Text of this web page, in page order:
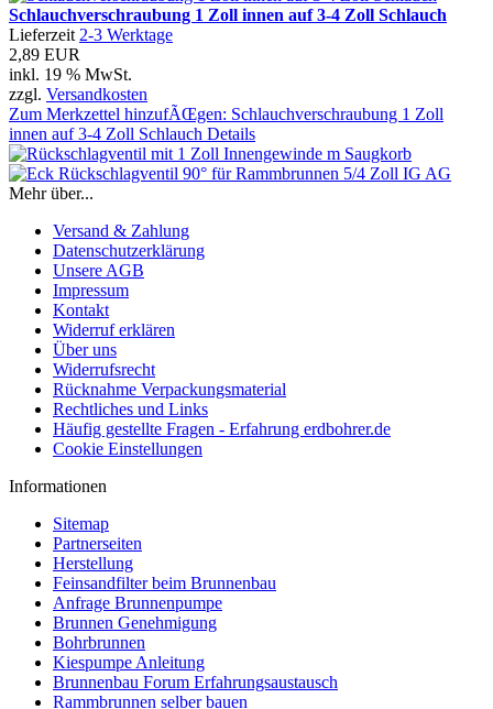
Schlauchverschraubung 1 Zoll innen auf 3-4 Zoll Schlauch
Lieferzeit2-3 Werktage
2,89 EUR
inkl. 19 % MwSt.
zzgl. Versandkosten
Zum Merkzettel hinzufÃŒgen: Schlauchverschraubung 1 Zoll
innen auf 3-4 Zoll Schlauch Details
Mehr über...
Versand & Zahlung
Datenschutzerklärung
Unsere AGB
Impressum
Kontakt
Widerruf erklären
Über uns
Widerrufsrecht
Rücknahme Verpackungsmaterial
Rechtliches und Links
Häufig gestellte Fragen - Erfahrung erdbohrer.de
Cookie Einstellungen
Informationen
Sitemap
Partnerseiten
Herstellung
Feinsandfilter beim Brunnenbau
Anfrage Brunnenpumpe
Brunnen Genehmigung
Bohrbrunnen
Kiespumpe Anleitung
Brunnenbau Forum Erfahrungsaustausch
Rammbrunnen selber bauen